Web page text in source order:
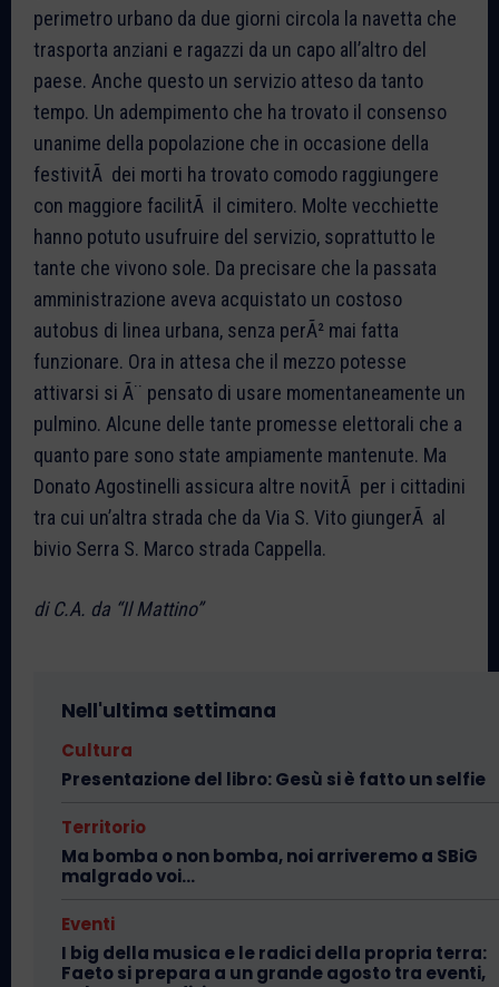
perimetro urbano da due giorni circola la navetta che
trasporta anziani e ragazzi da un capo all’altro del
paese. Anche questo un servizio atteso da tanto
tempo. Un adempimento che ha trovato il consenso
unanime della popolazione che in occasione della
festivitÃ dei morti ha trovato comodo raggiungere
con maggiore facilitÃ il cimitero. Molte vecchiette
hanno potuto usufruire del servizio, soprattutto le
tante che vivono sole. Da precisare che la passata
amministrazione aveva acquistato un costoso
autobus di linea urbana, senza perÃ² mai fatta
funzionare. Ora in attesa che il mezzo potesse
attivarsi si Ã¨ pensato di usare momentaneamente un
pulmino. Alcune delle tante promesse elettorali che a
quanto pare sono state ampiamente mantenute. Ma
Donato Agostinelli assicura altre novitÃ per i cittadini
tra cui un’altra strada che da Via S. Vito giungerÃ al
bivio Serra S. Marco strada Cappella.
di C.A. da “Il Mattino”
Nell'ultima settimana
Cultura
Presentazione del libro: Gesù si è fatto un selfie
Territorio
Ma bomba o non bomba, noi arriveremo a SBiG
malgrado voi…
Eventi
I big della musica e le radici della propria terra:
Faeto si prepara a un grande agosto tra eventi,